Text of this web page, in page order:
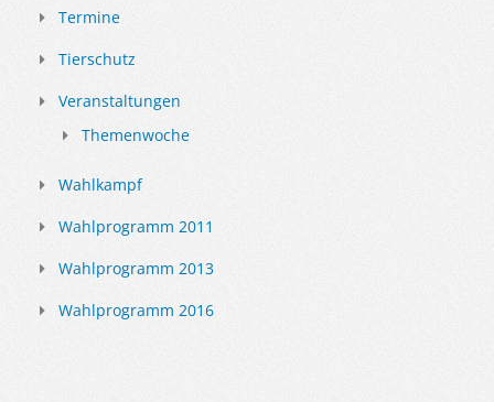
Termine
Tierschutz
Veranstaltungen
Themenwoche
Wahlkampf
Wahlprogramm 2011
Wahlprogramm 2013
Wahlprogramm 2016